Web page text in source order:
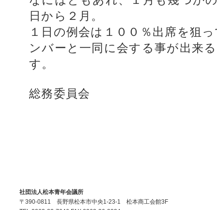
日から２月。
１日の例会は１００％出席を狙
ンバーと一同に会する事が出来
す。
総務委員会
社団法人松本青年会議所
〒390-0811 長野県松本市中央1-23-1 松本商工会館3F